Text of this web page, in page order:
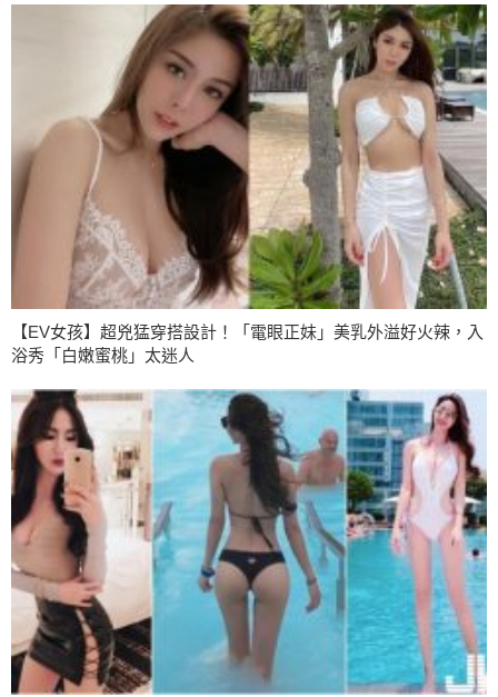
【EV女孩】超兇猛穿搭設計！「電眼正妹」美乳外溢好火辣，入
浴秀「白嫩蜜桃」太迷人